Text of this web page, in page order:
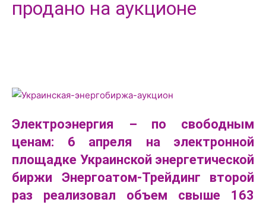
продано на аукционе
Электроэнергия – по свободным
ценам: 6 апреля на электронной
площадке Украинской энергетической
биржи Энергоатом-Трейдинг второй
раз реализовал объем свыше 163